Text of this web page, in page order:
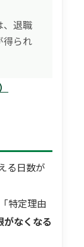
、退職
得られ
る日数が
特定理由
がなくなる